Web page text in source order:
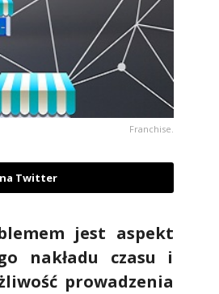
Franchise.
Twitter
jest aspekt
nakładu czasu i
prowadzenia